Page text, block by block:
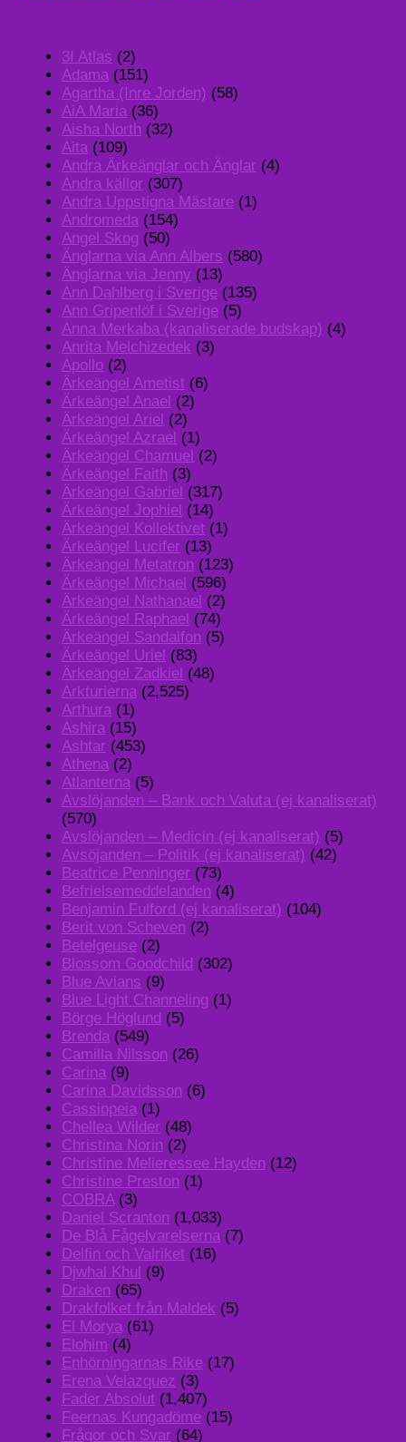
3I Atlas (2)
Adama (151)
Agartha (Inre Jorden) (58)
AiA Maria (36)
Aisha North (32)
Aita (109)
Andra Ärkeänglar och Änglar (4)
Andra källor (307)
Andra Uppstigna Mästare (1)
Andromeda (154)
Angel Skog (50)
Änglarna via Ann Albers (580)
Änglarna via Jenny (13)
Ann Dahlberg i Sverige (135)
Ann Gripenlöf i Sverige (5)
Anna Merkaba (kanaliserade budskap) (4)
Anrita Melchizedek (3)
Apollo (2)
Ärkeängel Ametist (6)
Ärkeängel Anael (2)
Ärkeängel Ariel (2)
Ärkeängel Azrael (1)
Ärkeängel Chamuel (2)
Ärkeängel Faith (3)
Ärkeängel Gabriel (317)
Ärkeängel Jophiel (14)
Ärkeängel Kollektivet (1)
Ärkeängel Lucifer (13)
Ärkeängel Metatron (123)
Ärkeängel Michael (596)
Ärkeängel Nathanael (2)
Ärkeängel Raphael (74)
Ärkeängel Sandalfon (5)
Ärkeängel Uriel (83)
Ärkeängel Zadkiel (48)
Arkturierna (2,525)
Arthura (1)
Ashira (15)
Ashtar (453)
Athena (2)
Atlanterna (5)
Avslöjanden – Bank och Valuta (ej kanaliserat)
(570)
Avslöjanden – Medicin (ej kanaliserat) (5)
Avsöjanden – Politik (ej kanaliserat) (42)
Beatrice Penninger (73)
Befrielsemeddelanden (4)
Benjamin Fulford (ej kanaliserat) (104)
Berit von Scheven (2)
Betelgeuse (2)
Blossom Goodchild (302)
Blue Avians (9)
Blue Light Channeling (1)
Börge Höglund (5)
Brenda (549)
Camilla Nilsson (26)
Carina (9)
Carina Davidsson (6)
Cassiopeia (1)
Chellea Wilder (48)
Christina Norin (2)
Christine Melieressee Hayden (12)
Christine Preston (1)
COBRA(3)
Daniel Scranton (1,033)
De Blå Fågelvarelserna (7)
Delfin och Valriket (16)
Djwhal Khul (9)
Draken (65)
Drakfolket från Maldek (5)
El Morya (61)
Elohim (4)
Enhörningarnas Rike (17)
Erena Velazquez (3)
Fader Absolut (1,407)
Feernas Kungadöme (15)
Frågor och Svar (64)